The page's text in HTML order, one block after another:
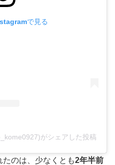
で見る
がシェアした投稿
のは、少なくとも2年半前